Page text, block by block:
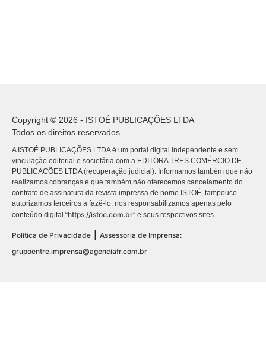
Copyright © 2026 - ISTOÉ PUBLICAÇÕES LTDA
Todos os direitos reservados.
A ISTOÉ PUBLICAÇÕES LTDA é um portal digital independente e sem
vinculação editorial e societária com a EDITORA TRES COMÉRCIO DE
PUBLICACÕES LTDA (recuperação judicial). Informamos também que não
realizamos cobranças e que também não oferecemos cancelamento do
contrato de assinatura da revista impressa de nome ISTOÉ, tampouco
autorizamos terceiros a fazê-lo, nos responsabilizamos apenas pelo
conteúdo digital “https://istoe.com.br” e seus respectivos sites.
Política de Privacidade
Assessoria de Imprensa:
grupoentre.imprensa@agenciafr.com.br